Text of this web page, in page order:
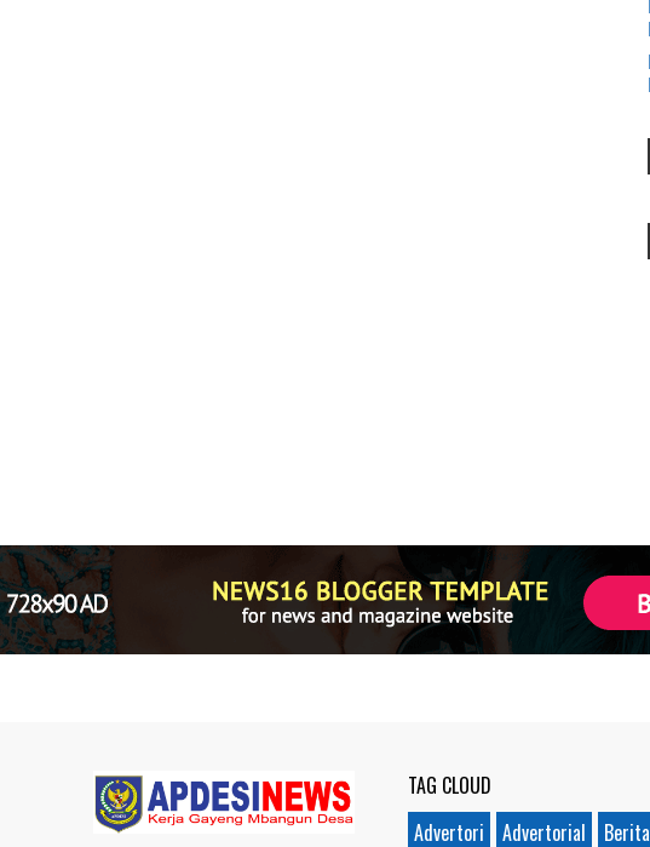
TAG CLOUD
Advertori
Advertorial Berita